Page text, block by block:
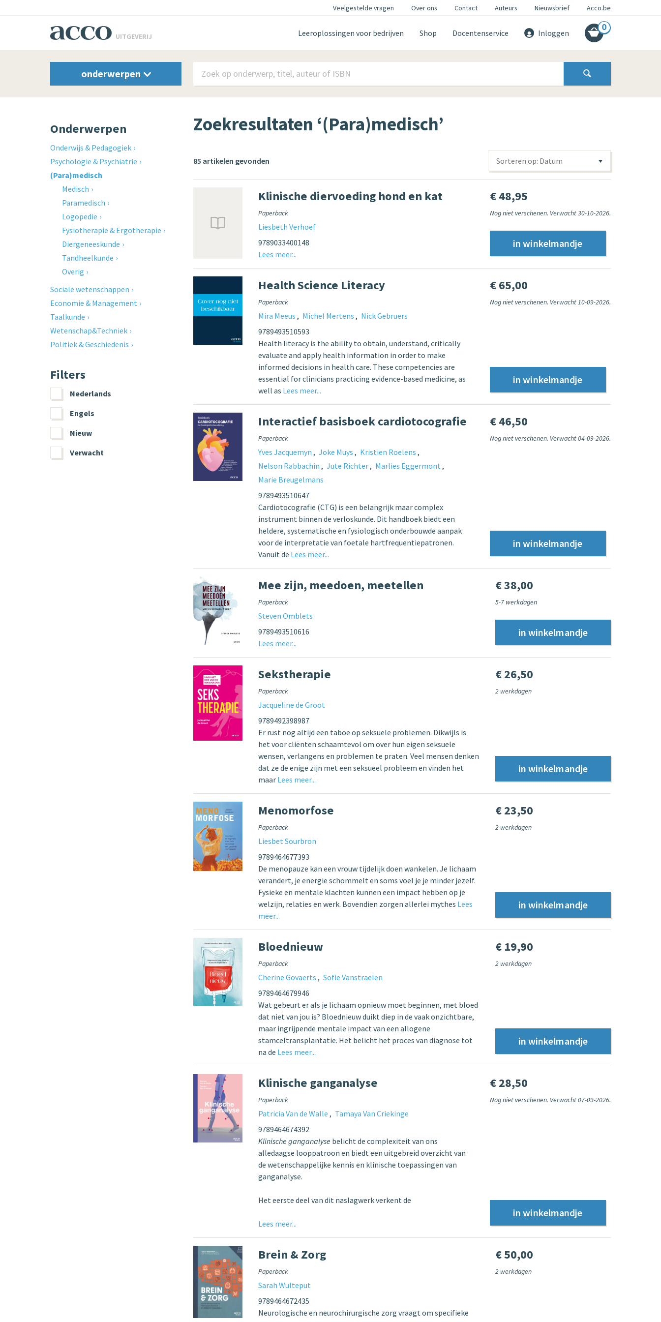
Veelgestelde vragen Over ons Contact Auteurs Nieuwsbrief Acco.be
UITGEVERIJ Leeroplossingen voor bedrijven Shop Docentenservice Inloggen
0
onderwerpen
Onderwerpen
Onderwijs & Pedagogiek
Psychologie & Psychiatrie
(Para)medisch
Medisch
Paramedisch
Logopedie
Fysiotherapie & Ergotherapie
Diergeneeskunde
Tandheelkunde
Overig
Sociale wetenschappen
Economie & Management
Taalkunde
Wetenschap&Techniek
Politiek & Geschiedenis
Filters
Nederlands
Engels
Nieuw
Verwacht
Zoekresultaten ‘(Para)medisch’
85 artikelen gevonden Sorteren op: Datum
Klinische diervoeding hond en kat
Paperback
Liesbeth Verhoef
9789033400148
Lees meer...
€ 48,95
Nog niet verschenen. Verwacht 30-10-2026.
Health Science Literacy
Paperback
Mira Meeus Michel Mertens
Nick Gebruers
9789493510593
Health literacy is the ability to obtain, understand, critically
evaluate and apply health information in order to make
informed decisions in health care. These competencies are
essential for clinicians practicing evidence-based medicine, as
well as Lees meer...
€ 65,00
Nog niet verschenen. Verwacht 10-09-2026.
Interactief basisboek cardiotocografie
Paperback
Yves Jacquemyn Joke Muys
Kristien Roelens
Nelson Rabbachin
Jute Richter
Marlies Eggermont
Marie Breugelmans
9789493510647
Cardiotocografie (CTG) is een belangrijk maar complex
instrument binnen de verloskunde. Dit handboek biedt een
heldere, systematische en fysiologisch onderbouwde aanpak
voor de interpretatie van foetale hartfrequentiepatronen.
Vanuit de Lees meer...
€ 46,50
Nog niet verschenen. Verwacht 04-09-2026.
Mee zijn, meedoen, meetellen
Paperback
Steven Omblets
9789493510616
Lees meer...
€ 38,00
5-7 werkdagen
Sekstherapie
Paperback
Jacqueline de Groot
9789492398987
Er rust nog altijd een taboe op seksuele problemen. Dikwijls is
het voor cliënten schaamtevol om over hun eigen seksuele
wensen, verlangens en problemen te praten. Veel mensen denken
dat ze de enige zijn met een seksueel probleem en vinden het
maar Lees meer...
€ 26,50
2 werkdagen
Menomorfose
Paperback
Liesbet Sourbron
9789464677393
De menopauze kan een vrouw tijdelijk doen wankelen. Je lichaam
verandert, je energie schommelt en soms voel je je minder jezelf.
Fysieke en mentale klachten kunnen een impact hebben op je
welzijn, relaties en werk. Bovendien zorgen allerlei mythes Lees
meer...
€ 23,50
2 werkdagen
Bloednieuw
Paperback
Cherine Govaerts
Sofie Vanstraelen
9789464679946
Wat gebeurt er als je lichaam opnieuw moet beginnen, met bloed
dat niet van jou is? Bloednieuw duikt diep in de vaak onzichtbare,
maar ingrijpende mentale impact van een allogene
stamceltransplantatie. Het belicht het proces van diagnose tot
na de Lees meer...
€ 19,90
2 werkdagen
Klinische ganganalyse
Paperback
Patricia Van de Walle
Tamaya Van Criekinge
9789464674392
Klinische ganganalyse belicht de complexiteit van ons
alledaagse looppatroon en biedt een uitgebreid overzicht van
de wetenschappelijke kennis en klinische toepassingen van
ganganalyse.
Het eerste deel van dit naslagwerk verkent de
Lees meer...
€ 28,50
Nog niet verschenen. Verwacht 07-09-2026.
Brein & Zorg
Paperback
Sarah Wulteput
9789464672435
Neurologische en neurochirurgische zorg vraagt om specifieke
€ 50,00
2 werkdagen